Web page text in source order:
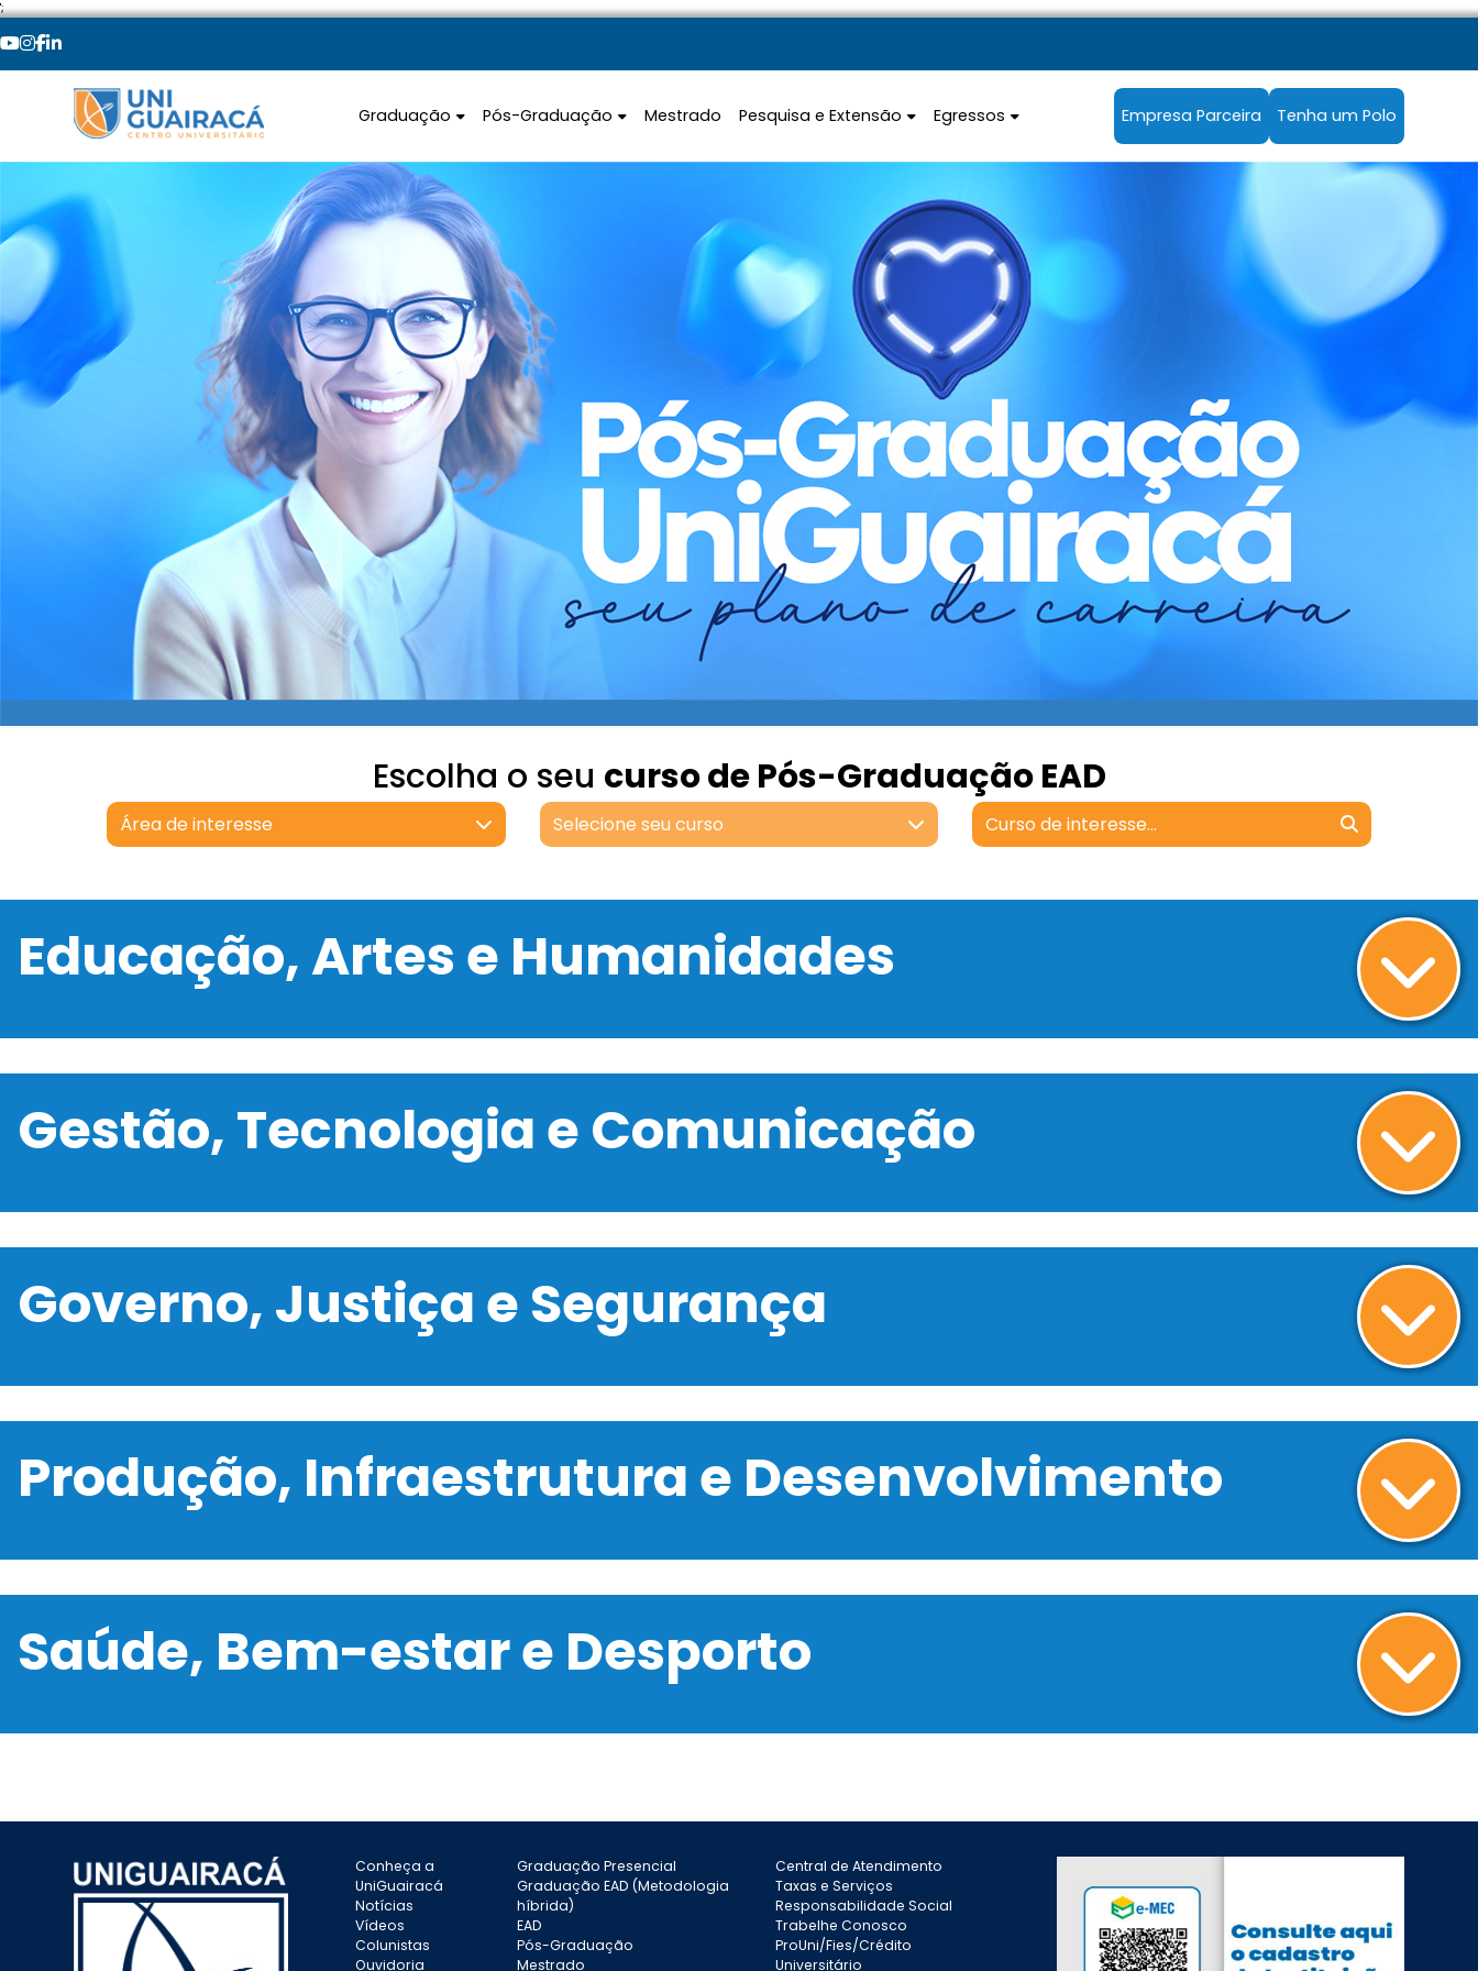
';
Graduação Pós-Graduação Mestrado Pesquisa e Extensão Egressos Empresa Parceira Tenha um Polo
Escolha o seu curso de Pós-Graduação EAD
Área de interesse Selecione seu curso
Educação, Artes e Humanidades
Gestão, Tecnologia e Comunicação
Governo, Justiça e Segurança
Produção, Infraestrutura e Desenvolvimento
Saúde, Bem-estar e Desporto
Conheça a
UniGuairacá
Notícias
Vídeos
Colunistas
Ouvidoria
Graduação Presencial
Graduação EAD (Metodologia
híbrida)
EAD
Pós-Graduação
Mestrado
Central de Atendimento
Taxas e Serviços
Responsabilidade Social
Trabelhe Conosco
ProUni/Fies/Crédito
Universitário